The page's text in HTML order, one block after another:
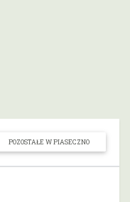
POZOSTAŁE W PIASECZNO